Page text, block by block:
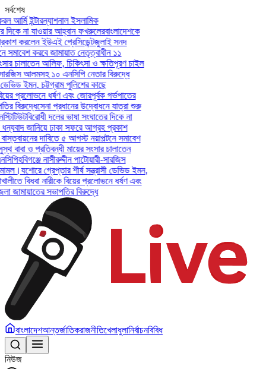
সর্বশেষ
ইন্টারন্যাশনাল ইসলামিক
না যাওয়ার আহ্বান ফখরুলেরবাংলাদেশকে
করলেন ইউএই প্রেসিডেন্টজুলাই সনদ
করবে জামায়াত নেতৃত্বাধীন ১১
চালাতেন আলিফ, চিকিৎসা ও ক্ষতিপূরণ চাইল
আলমসহ ১০ এনসিপি নেতার বিরুদ্ধে
ইমন, চট্টগ্রাম পুলিশের কাছে
প্রলোভনে ধর্ষণ এবং জোরপূর্বক গর্ভপাতের
বিরুদ্ধেসেনা প্রধানের উদ্বোধনে যাত্রা শুরু
বিরোধী দলের ভাষা সংঘাতের দিকে না
জানিয়ে ঢাকা সফরে আগ্রহ প্রকাশ
দাবিতে ৫ আগস্ট নয়াপল্টনে সমাবেশ
ও প্রতিবন্ধী মায়ের সংসার চালাতেন
হবিগঞ্জে নাসীরুদ্দীন পাটোয়ারী-সারজিস
যশোরে গ্রেপ্তার শীর্ষ সন্ত্রাসী ডেভিড ইমন,
বিধবা নারীকে বিয়ের প্রলোভনে ধর্ষণ এবং
সভাপতির বিরুদ্ধে
বাংলাদেশআন্তর্জাতিকরাজনীতিখেলাধুলানির্বাচনবিবিধ
নিউজ